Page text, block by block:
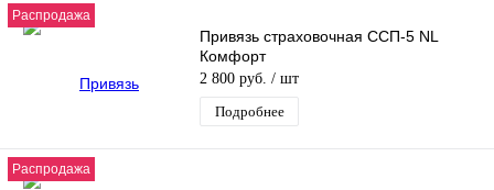
Распродажа
Привязь страховочная ССП-5 NL
Комфорт
2 800 руб. / шт
Подробнее
Распродажа